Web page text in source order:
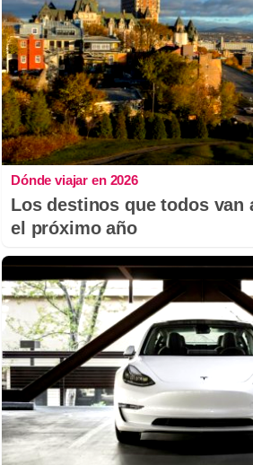
Dónde viajar en 2026
Los destinos que todos van
el próximo año